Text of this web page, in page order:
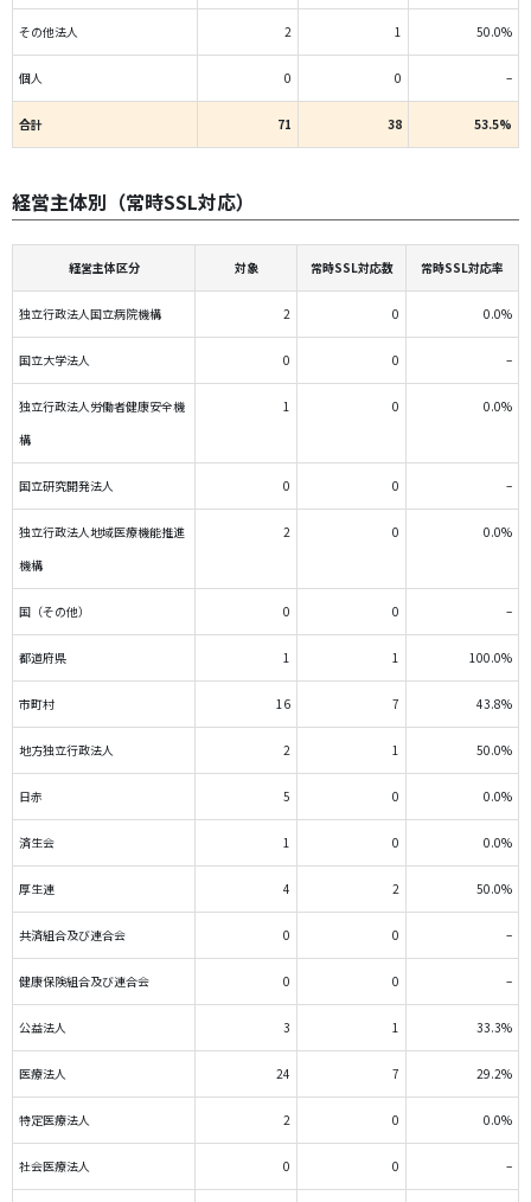
その他法人 2 1 50.0%
個人 0 0 –
合計 71 38 53.5%
経営主体別（常時SSL対応）
経営主体区分 対象 常時SSL対応数 常時SSL対応率
独立行政法人国立病院機構 2 0 0.0%
国立大学法人 0 0 –
独立行政法人労働者健康安全機
構
1 0 0.0%
国立研究開発法人 0 0 –
独立行政法人地域医療機能推進
機構
2 0 0.0%
国（その他） 0 0 –
都道府県 1 1 100.0%
市町村 16 7 43.8%
地方独立行政法人 2 1 50.0%
日赤 5 0 0.0%
済生会 1 0 0.0%
厚生連 4 2 50.0%
共済組合及び連合会 0 0 –
健康保険組合及び連合会 0 0 –
公益法人 3 1 33.3%
医療法人 24 7 29.2%
特定医療法人 2 0 0.0%
社会医療法人 0 0 –